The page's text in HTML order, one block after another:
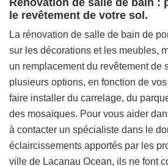
Rénovation de salle de bain :
le revêtement de votre sol.
La rénovation de salle de bain de
sur les décorations et les meubles,
un remplacement du revêtement de
plusieurs options, en fonction de
faire installer du carrelage, du
des mosaïques. Pour vous aider
à contacter un spécialiste dans le
éclaircissements apportés par les
ville de Lacanau Ocean, ils ne font